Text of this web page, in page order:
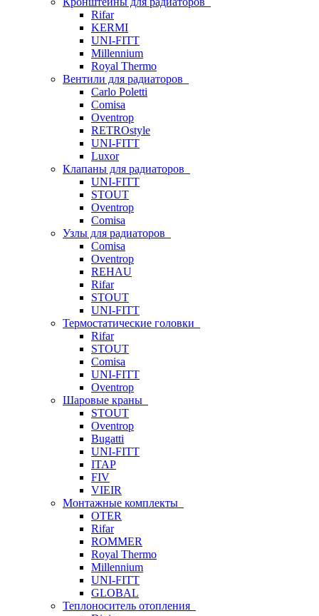
Rifar
KERMI
UNI-FITT
Millennium
Royal Thermo
Вентили для радиаторов
Carlo Poletti
Comisa
Oventrop
RETROstyle
UNI-FITT
Luxor
Клапаны для радиаторов
UNI-FITT
STOUT
Oventrop
Comisa
Узлы для радиаторов
Comisa
Oventrop
REHAU
Rifar
STOUT
UNI-FITT
Термостатические головки
Rifar
STOUT
Comisa
UNI-FITT
Oventrop
Шаровые краны
STOUT
Oventrop
Bugatti
UNI-FITT
ITAP
FIV
VIEIR
Монтажные комплекты
OTER
Rifar
ROMMER
Royal Thermo
Millennium
UNI-FITT
GLOBAL
Теплоноситель отопления